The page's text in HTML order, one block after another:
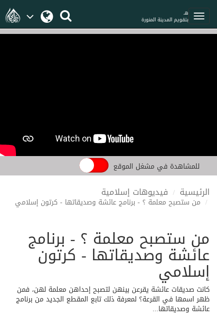
هـ
بتقويم المدينة المنورة
للمشاهدة في مشغل الموقع
الرئيسية فيديوهات إسلامية
من ستصبح معلمة ؟ - برنامج عائشة وصديقاتها - كرتون إسلامي
من ستصبح معلمة ؟ - برنامج
عائشة وصديقاتها - كرتون
إسلامي
كانت صديقات عائشة يقرعن بينهن لتصبح إحداهن معلمة لهن، فمن
ظهر اسمها في القرعة؟ لمعرفة ذلك تابع المقطع الجديد من برنامج
عائشة وصديقاتها...